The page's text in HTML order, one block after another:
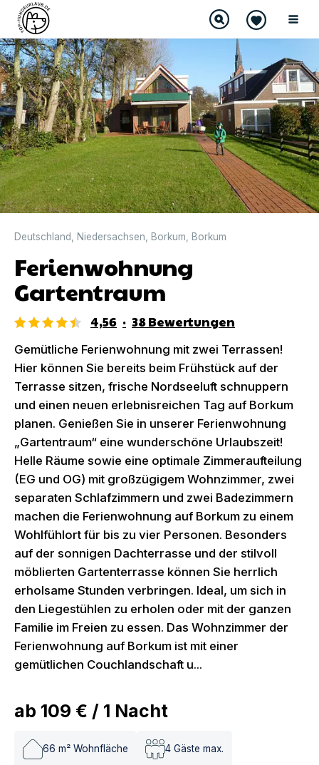
DIREKT BUCHBAR
Deutschland Niedersachsen Borkum Borkum
Ferienwohnung
Gartentraum
4,56 · 38Bewertungen
Gemütliche Ferienwohnung mit zwei Terrassen!
Hier können Sie bereits beim Frühstück auf der
Terrasse sitzen, frische Nordseeluft schnuppern
und einen neuen erlebnisreichen Tag auf Borkum
planen. Genießen Sie in unserer Ferienwohnung
„Gartentraum“ eine wunderschöne Urlaubszeit!
Helle Räume sowie eine optimale Zimmeraufteilung
(EG und OG) mit großzügigem Wohnzimmer, zwei
separaten Schlafzimmern und zwei Badezimmern
machen die Ferienwohnung auf Borkum zu einem
Wohlfühlort für bis zu vier Personen. Besonders
auf der sonnigen Dachterrasse und der stilvoll
möblierten Gartenterrasse können Sie herrlich
erholsame Stunden verbringen. Ideal, um sich in
den Liegestühlen zu erholen oder mit der ganzen
Familie im Freien zu essen. Das Wohnzimmer der
Ferienwohnung auf Borkum ist mit einer
gemütlichen Couchlandschaft u...
ab 109 € / 1 Nacht
66 m² Wohnfläche 4 Gäste max.